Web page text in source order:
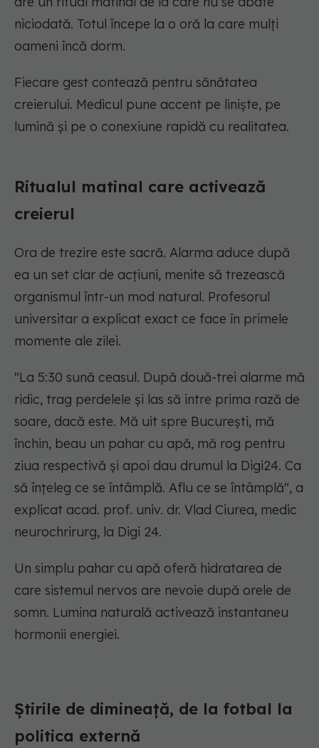
niciodată. Totul începe la o oră la care mulți
oameni încă dorm.
Fiecare gest contează pentru sănătatea
creierului. Medicul pune accent pe liniște, pe
lumină și pe o conexiune rapidă cu realitatea.
Ritualul matinal care activează
creierul
Ora de trezire este sacră. Alarma aduce după
ea un set clar de acțiuni, menite să trezească
organismul într-un mod natural. Profesorul
universitar a explicat exact ce face în primele
momente ale zilei.
"La 5:30 sună ceasul. După două-trei alarme mă
ridic, trag perdelele și las să intre prima rază de
soare, dacă este. Mă uit spre București, mă
închin, beau un pahar cu apă, mă rog pentru
ziua respectivă și apoi dau drumul la Digi24. Ca
să înțeleg ce se întâmplă. Aflu ce se întâmplă", a
explicat acad. prof. univ. dr. Vlad Ciurea, medic
neurochrirurg, la Digi 24.
Un simplu pahar cu apă oferă hidratarea de
care sistemul nervos are nevoie după orele de
somn. Lumina naturală activează instantaneu
hormonii energiei.
Știrile de dimineață, de la fotbal la
politica externă